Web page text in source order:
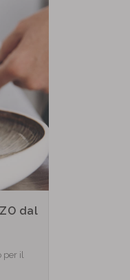
dal
per il